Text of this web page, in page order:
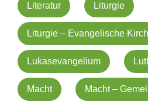
Literatur Liturgie
Liturgie – Evangelische
Lukasevangelium
Macht Macht –